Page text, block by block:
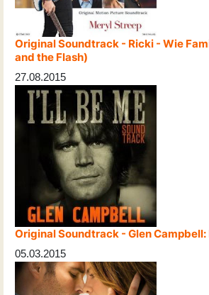
Original Soundtrack - Ricki - Wie
and the Flash)
27.08.2015
Original Soundtrack - Glen Campbell:
05.03.2015